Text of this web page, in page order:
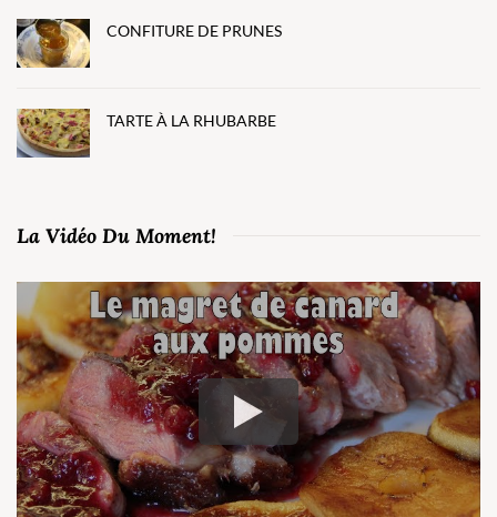
CONFITURE DE PRUNES
TARTE À LA RHUBARBE
La Vidéo Du Moment!